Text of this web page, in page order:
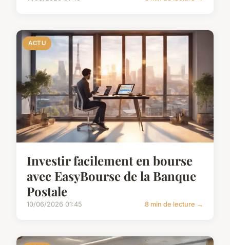
ACTU
Investir facilement en bourse
avec EasyBourse de la Banque
Postale
10/06/2026 01:45 8 min de lecture →